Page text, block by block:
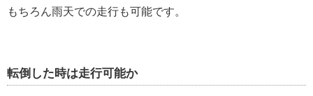
もちろん雨天での走行も可能です。
転倒した時は走行可能か